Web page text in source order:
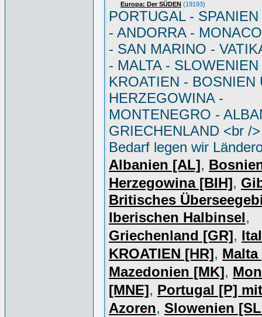
Europa: Der SÜDEN (19193)
PORTUGAL -
- ANDORRA -
- SAN MARINO -
- MALTA - SLOWENIEN
KROATIEN - BOSNIEN
HERZEGOWINA -
MONTENEGRO -
GRIECHENLAND <br /
Bedarf legen wir
Albanien [AL],
Herzegowina [BIH],
Britisches
Iberischen Halbinsel,
Griechenland [GR],
KROATIEN [HR], Malta
Mazedonien [MK],
[MNE], Portugal [P]
Azoren, Slowenien